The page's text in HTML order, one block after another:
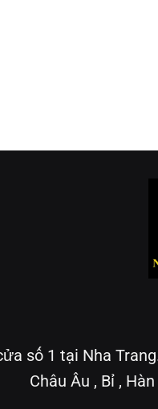
số 1 tại Nha
Châu Âu , Bỉ ,